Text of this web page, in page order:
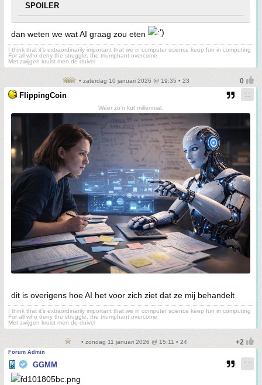
SPOILER
dan weten we wat AI graag zou eten
I think that it’s extraordinarily important that we in computer science keep fun in computing
For all who deny the struggle, the triumphant overcome
Met zwijgen kruist men de duivel
• zaterdag 10 januari 2026 @ 19:35 • 23
FlippingCoin
Weer zo'n kut millennial.
dit is overigens hoe AI het voor zich ziet dat ze mij behandelt
I think that it’s extraordinarily important that we in computer science keep fun in computing
For all who deny the struggle, the triumphant overcome
Met zwijgen kruist men de duivel
• zondag 11 januari 2026 @ 15:11 • 24
Forum Admin
GGMM